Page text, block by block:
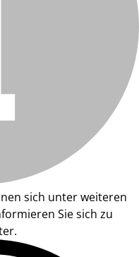
sich unter weiteren
Sie sich zu